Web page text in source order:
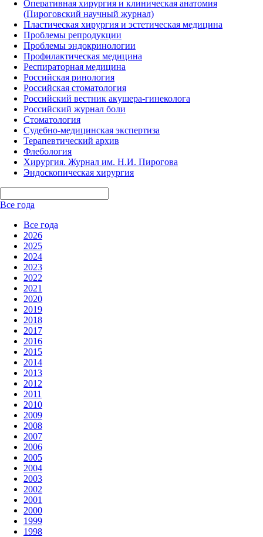
Оперативная хирургия и клиническая анатомия
(Пироговский научный журнал)
Пластическая хирургия и эстетическая медицина
Проблемы репродукции
Проблемы эндокринологии
Профилактическая медицина
Респираторная медицина
Российская ринология
Российская стоматология
Российский вестник акушера-гинеколога
Российский журнал боли
Стоматология
Судебно-медицинская экспертиза
Терапевтический архив
Флебология
Хирургия. Журнал им. Н.И. Пирогова
Эндоскопическая хирургия
Все года
Все года
2026
2025
2024
2023
2022
2021
2020
2019
2018
2017
2016
2015
2014
2013
2012
2011
2010
2009
2008
2007
2006
2005
2004
2003
2002
2001
2000
1999
1998